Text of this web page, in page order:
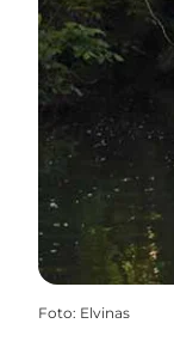
Foto: Elvinas